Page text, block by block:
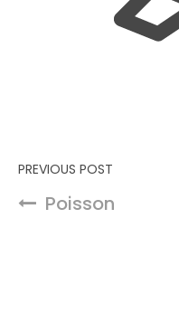
Navigation
PREVIOUS POST
Poisson